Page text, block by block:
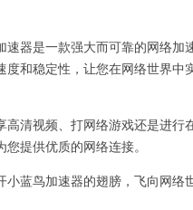
器是一款强大而可靠的网络加
度和稳定性，让您在网络世界中
清视频、打网络游戏还是进行
提供优质的网络连接。
蓝鸟加速器的翅膀，飞向网络